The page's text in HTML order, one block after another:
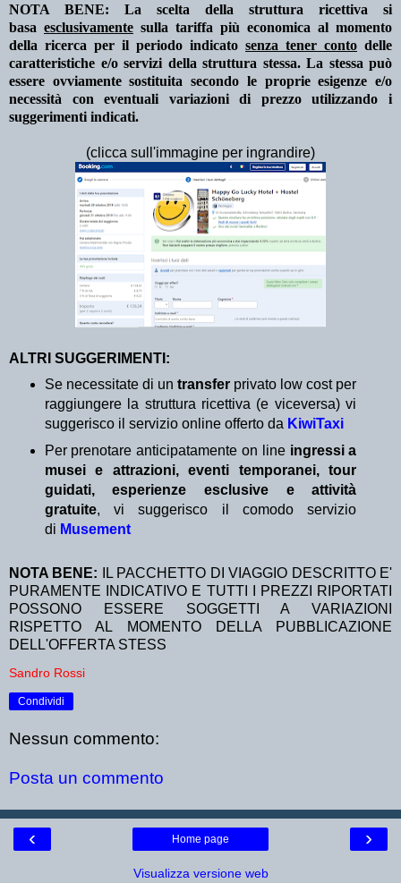
NOTA BENE: La scelta della struttura ricettiva si
basa esclusivamente sulla tariffa più economica al momento
della ricerca per il periodo indicato senza tener conto delle
caratteristiche e/o servizi della struttura stessa. La stessa può
essere ovviamente sostituita secondo le proprie esigenze e/o
necessità con eventuali variazioni di prezzo utilizzando i
suggerimenti indicati.
(clicca sull'immagine per ingrandire)
ALTRI SUGGERIMENTI:
Se necessitate di un transfer privato low cost per
raggiungere la struttura ricettiva (e viceversa) vi
suggerisco il servizio online offerto da KiwiTaxi
Per prenotare anticipatamente on line ingressi a
musei e attrazioni, eventi temporanei, tour
guidati, esperienze esclusive e attività
gratuite, vi suggerisco il comodo servizio
di Musement
NOTA BENE:
IL PACCHETTO DI VIAGGIO DESCRITTO E'
PURAMENTE INDICATIVO E TUTTI I PREZZI RIPORTATI
POSSONO ESSERE SOGGETTI A VARIAZIONI
RISPETTO AL MOMENTO DELLA PUBBLICAZIONE
DELL'OFFERTA STESS
Sandro Rossi
Condividi
Nessun commento:
Posta un commento
‹ ›
Home page
Visualizza versione web